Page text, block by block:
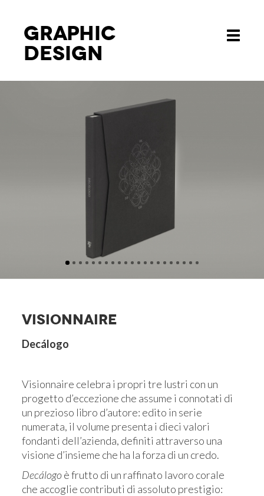
Toggle
Graphic
design
VISIONNAIRE
Decálogo
Visionnaire celebra i propri tre lustri con un
progetto d’eccezione che assume i connotati di
un prezioso libro d’autore: edito in serie
numerata, il volume presenta i dieci valori
fondanti dell’azienda, definiti attraverso una
visione d’insieme che ha la forza di un credo.
Decálogoè frutto di un raffinato lavoro corale
che accoglie contributi di assoluto prestigio: